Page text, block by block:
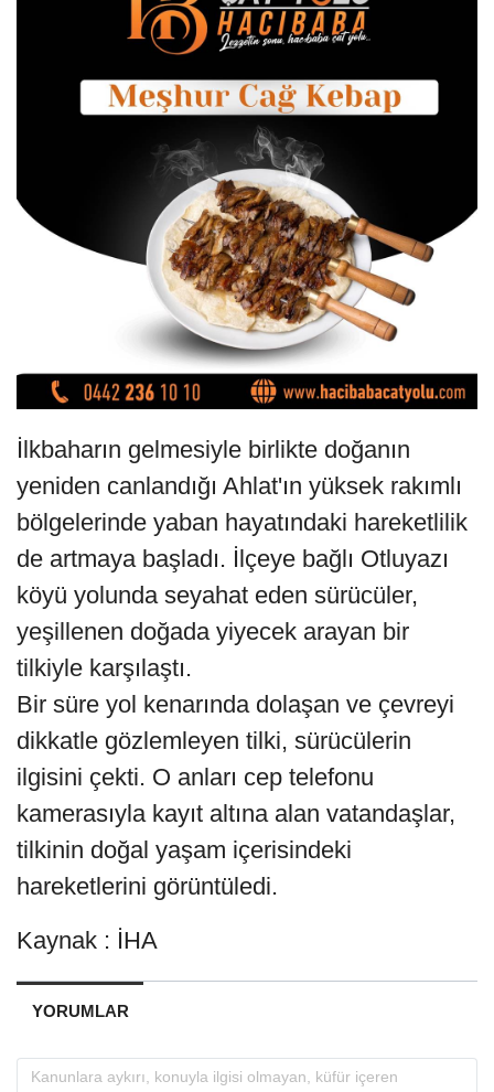
İlkbaharın gelmesiyle birlikte doğanın
yeniden canlandığı Ahlat'ın yüksek rakımlı
bölgelerinde yaban hayatındaki hareketlilik
de artmaya başladı. İlçeye bağlı Otluyazı
köyü yolunda seyahat eden sürücüler,
yeşillenen doğada yiyecek arayan bir
tilkiyle karşılaştı.
Bir süre yol kenarında dolaşan ve çevreyi
dikkatle gözlemleyen tilki, sürücülerin
ilgisini çekti. O anları cep telefonu
kamerasıyla kayıt altına alan vatandaşlar,
tilkinin doğal yaşam içerisindeki
hareketlerini görüntüledi.
Kaynak : İHA
YORUMLAR